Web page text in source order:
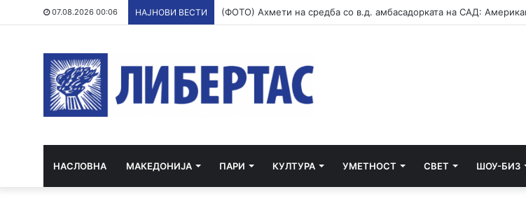
07.08.2026 00:06 НАЈНОВИ ВЕСТИ
НАСЛОВНА МАКЕДОНИЈА ПАРИ КУЛТУРА УМЕТНОСТ СВЕТ ШОУ-БИЗ